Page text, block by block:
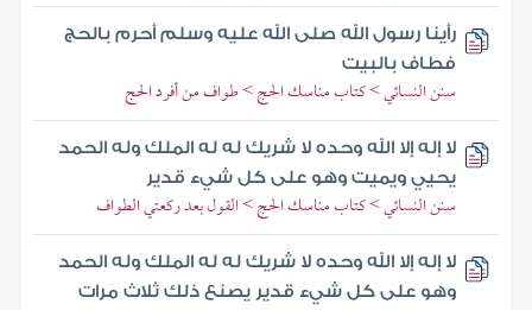
رأينا رسول الله صلى الله عليه وسلم أحرم بالحج
فطاف بالبيت
سنن النسائي > كتاب مناسك الحج > طواف من أفرد الحج
لا إله إلا الله وحده لا شريك له له الملك وله الحمد
يحيي ويميت وهو على كل شيء قدير
سنن النسائي > كتاب مناسك الحج > القول بعد ركعتي الطواف
لا إله إلا الله وحده لا شريك له له الملك وله الحمد
وهو على كل شيء قدير يصنع ذلك ثلاث مرات